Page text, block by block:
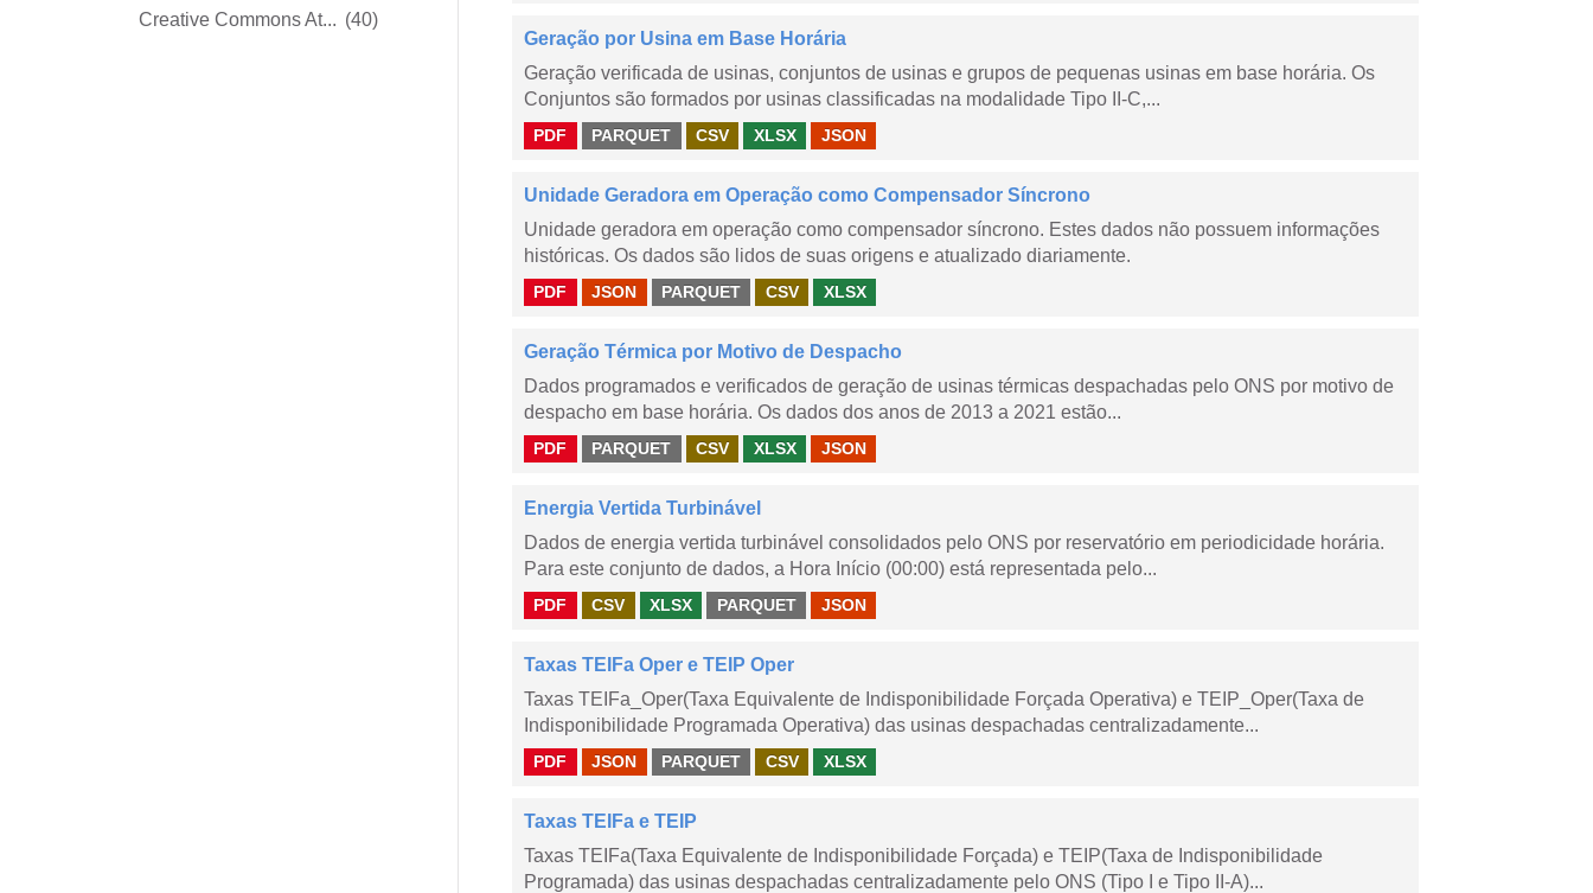
Creative Commons At... (40)
Geração por Usina em Base Horária
Geração verificada de usinas, conjuntos de usinas e grupos de pequenas usinas em base horária. Os
Conjuntos são formados por usinas classificadas na modalidade Tipo II-C,...
PDF PARQUET CSV XLSX JSON
Unidade Geradora em Operação como Compensador Síncrono
Unidade geradora em operação como compensador síncrono. Estes dados não possuem informações
históricas. Os dados são lidos de suas origens e atualizado diariamente.
PDF JSON PARQUET CSV XLSX
Geração Térmica por Motivo de Despacho
Dados programados e verificados de geração de usinas térmicas despachadas pelo ONS por motivo de
despacho em base horária. Os dados dos anos de 2013 a 2021 estão...
PDF PARQUET CSV XLSX JSON
Energia Vertida Turbinável
Dados de energia vertida turbinável consolidados pelo ONS por reservatório em periodicidade horária.
Para este conjunto de dados, a Hora Início (00:00) está representada pelo...
PDF CSV XLSX PARQUET JSON
Taxas TEIFa Oper e TEIP Oper
Taxas TEIFa_Oper(Taxa Equivalente de Indisponibilidade Forçada Operativa) e TEIP_Oper(Taxa de
Indisponibilidade Programada Operativa) das usinas despachadas centralizadamente...
PDF JSON PARQUET CSV XLSX
Taxas TEIFa e TEIP
Taxas TEIFa(Taxa Equivalente de Indisponibilidade Forçada) e TEIP(Taxa de Indisponibilidade
Programada) das usinas despachadas centralizadamente pelo ONS (Tipo I e Tipo II-A)...